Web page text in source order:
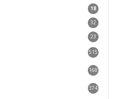
18
32
23
515
168
374